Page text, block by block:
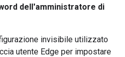
dell'amministratore di
invisibile utilizzato
utente Edge per impostare